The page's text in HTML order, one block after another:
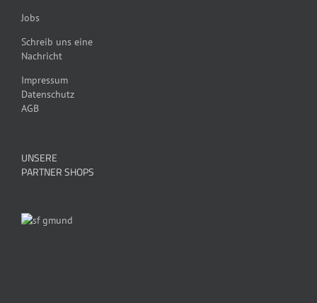
Jobs
Schreib uns eine
Nachricht
Impressum
Datenschutz
AGB
UNSERE
PARTNER SHOPS